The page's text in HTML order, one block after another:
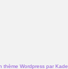
thème Wordpress par